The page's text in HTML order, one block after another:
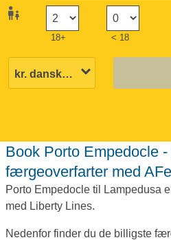
18+ < 18
Book Porto Empedocle - Lampedusa
færgeoverfarter med
Porto Empedocle til Lampedusa
med Liberty Lines.
Nedenfor finder du de billigste